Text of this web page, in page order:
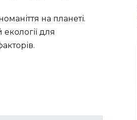
на планеті.
для